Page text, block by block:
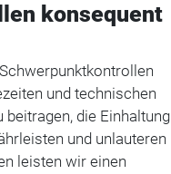
konsequent
und technischen
die Einhaltung
und unlauteren
leisten wir einen